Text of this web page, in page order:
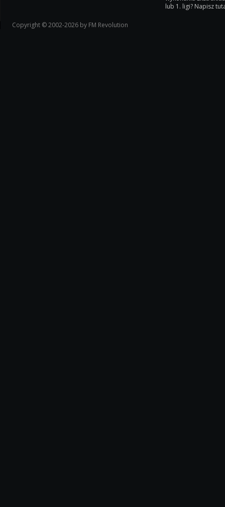
lub 1. ligi? Napisz
Copyright © 2002-2026 by FM Revolution